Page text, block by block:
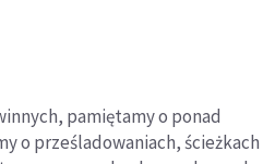
pamiętamy o ponad
o prześladowaniach, ścieżkach